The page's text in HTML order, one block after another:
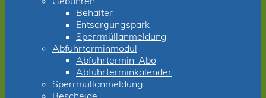
Behälter
Entsorgungspark
Sperrmüllanmeldung
Abfuhrterminmodul
Abfuhrtermin-Abo
Abfuhrterminkalender
Sperrmüllanmeldung
Bescheide